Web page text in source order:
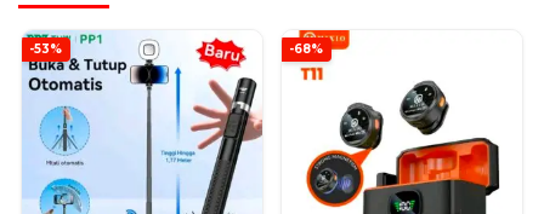
-53% -68%